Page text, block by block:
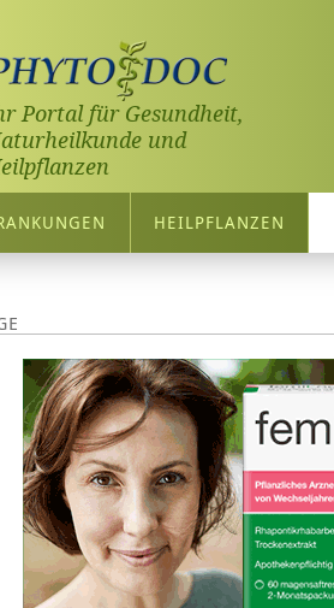
Portal für Gesundheit,
und
HEILPFLANZEN